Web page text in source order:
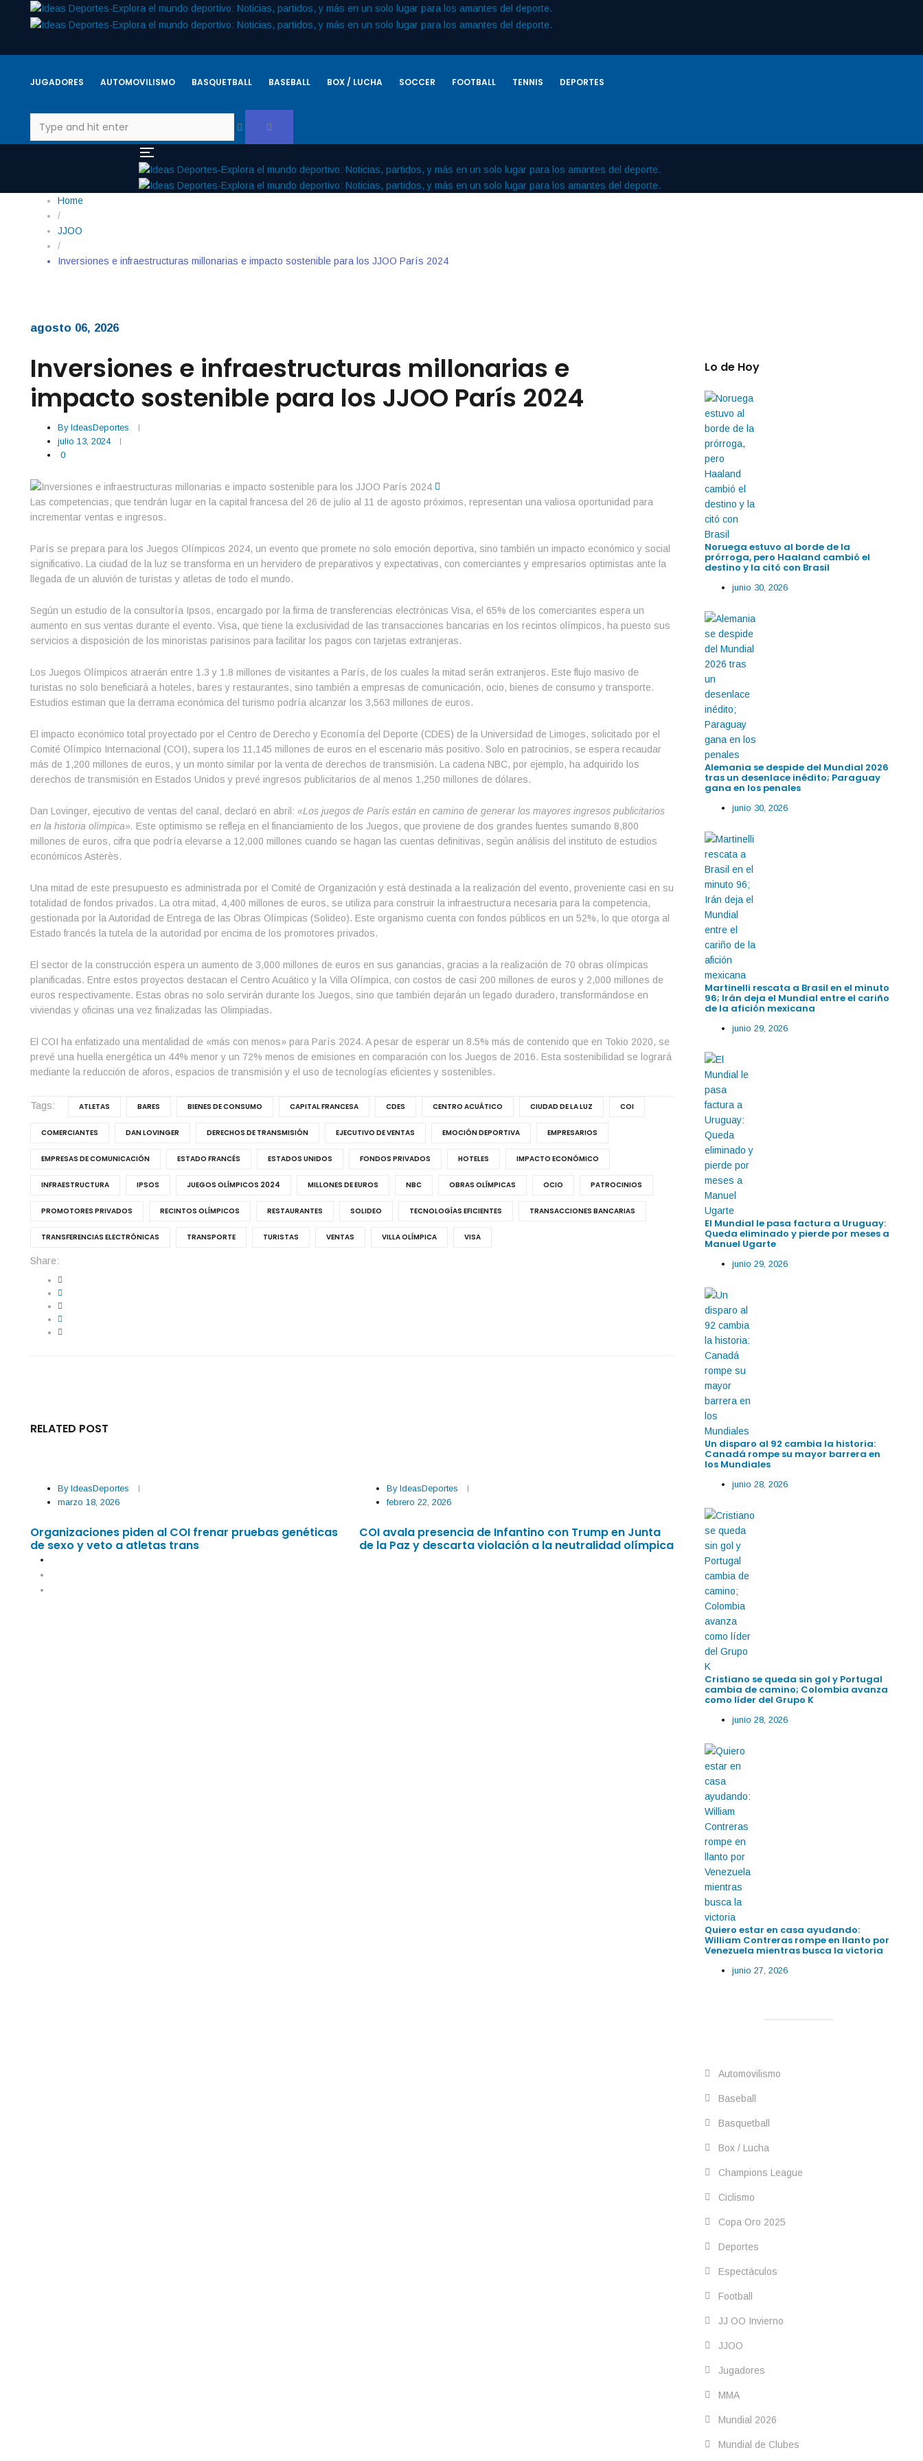
JUGADORES AUTOMOVILISMO BASQUETBALL BASEBALL BOX / LUCHA SOCCER FOOTBALL TENNIS DEPORTES
Home
/
JJOO
/
Inversiones e infraestructuras millonarias e impacto sostenible para los JJOO París 2024
agosto 06, 2026
Inversiones e infraestructuras millonarias e
impacto sostenible para los JJOO París 2024
By IdeasDeportes
julio 13, 2024
0
Las competencias, que tendrán lugar en la capital francesa del 26 de julio al 11 de agosto próximos, representan una valiosa oportunidad para
incrementar ventas e ingresos.
París se prepara para los Juegos Olímpicos 2024, un evento que promete no solo emoción deportiva, sino también un impacto económico y social
significativo. La ciudad de la luz se transforma en un hervidero de preparativos y expectativas, con comerciantes y empresarios optimistas ante la
llegada de un aluvión de turistas y atletas de todo el mundo.
Según un estudio de la consultoría Ipsos, encargado por la firma de transferencias electrónicas Visa, el 65% de los comerciantes espera un
aumento en sus ventas durante el evento. Visa, que tiene la exclusividad de las transacciones bancarias en los recintos olímpicos, ha puesto sus
servicios a disposición de los minoristas parisinos para facilitar los pagos con tarjetas extranjeras.
Los Juegos Olímpicos atraerán entre 1.3 y 1.8 millones de visitantes a París, de los cuales la mitad serán extranjeros. Este flujo masivo de
turistas no solo beneficiará a hoteles, bares y restaurantes, sino también a empresas de comunicación, ocio, bienes de consumo y transporte.
Estudios estiman que la derrama económica del turismo podría alcanzar los 3,563 millones de euros.
El impacto económico total proyectado por el Centro de Derecho y Economía del Deporte (CDES) de la Universidad de Limoges, solicitado por el
Comité Olímpico Internacional (COI), supera los 11,145 millones de euros en el escenario más positivo. Solo en patrocinios, se espera recaudar
más de 1,200 millones de euros, y un monto similar por la venta de derechos de transmisión. La cadena NBC, por ejemplo, ha adquirido los
derechos de transmisión en Estados Unidos y prevé ingresos publicitarios de al menos 1,250 millones de dólares.
Dan Lovinger, ejecutivo de ventas del canal, declaró en abril: «Los juegos de París están en camino de generar los mayores ingresos publicitarios
en la historia olímpica». Este optimismo se refleja en el financiamiento de los Juegos, que proviene de dos grandes fuentes sumando 8,800
millones de euros, cifra que podría elevarse a 12,000 millones cuando se hagan las cuentas definitivas, según análisis del instituto de estudios
económicos Asterès.
Una mitad de este presupuesto es administrada por el Comité de Organización y está destinada a la realización del evento, proveniente casi en su
totalidad de fondos privados. La otra mitad, 4,400 millones de euros, se utiliza para construir la infraestructura necesaria para la competencia,
gestionada por la Autoridad de Entrega de las Obras Olímpicas (Solideo). Este organismo cuenta con fondos públicos en un 52%, lo que otorga al
Estado francés la tutela de la autoridad por encima de los promotores privados.
El sector de la construcción espera un aumento de 3,000 millones de euros en sus ganancias, gracias a la realización de 70 obras olímpicas
planificadas. Entre estos proyectos destacan el Centro Acuático y la Villa Olímpica, con costos de casi 200 millones de euros y 2,000 millones de
euros respectivamente. Estas obras no solo servirán durante los Juegos, sino que también dejarán un legado duradero, transformándose en
viviendas y oficinas una vez finalizadas las Olimpiadas.
El COI ha enfatizado una mentalidad de «más con menos» para París 2024. A pesar de esperar un 8.5% más de contenido que en Tokio 2020, se
prevé una huella energética un 44% menor y un 72% menos de emisiones en comparación con los Juegos de 2016. Esta sostenibilidad se logrará
mediante la reducción de aforos, espacios de transmisión y el uso de tecnologías eficientes y sostenibles.
Tags: ATLETAS BARES BIENES DE CONSUMO CAPITAL FRANCESA CDES CENTRO ACUÁTICO CIUDAD DE LA LUZ COI
COMERCIANTES DAN LOVINGER DERECHOS DE TRANSMISIÓN EJECUTIVO DE VENTAS EMOCIÓN DEPORTIVA EMPRESARIOS
EMPRESAS DE COMUNICACIÓN ESTADO FRANCÉS ESTADOS UNIDOS FONDOS PRIVADOS HOTELES IMPACTO ECONÓMICO
INFRAESTRUCTURA IPSOS JUEGOS OLÍMPICOS 2024 MILLONES DE EUROS NBC OBRAS OLÍMPICAS OCIO PATROCINIOS
PROMOTORES PRIVADOS RECINTOS OLÍMPICOS RESTAURANTES SOLIDEO TECNOLOGÍAS EFICIENTES TRANSACCIONES BANCARIAS
TRANSFERENCIAS ELECTRÓNICAS TRANSPORTE TURISTAS VENTAS VILLA OLÍMPICA VISA
Share:
RELATED POST
By IdeasDeportes
marzo 18, 2026
Organizaciones piden al COI frenar pruebas genéticas
de sexo y veto a atletas trans
By IdeasDeportes
febrero 22, 2026
COI avala presencia de Infantino con Trump en Junta
de la Paz y descarta violación a la neutralidad olímpica
By
IdeasDeportes
México arranca con oro en el
2026: Dominan la velocidad rumbo a LA
Lo de Hoy
Noruega estuvo al borde de la
prórroga, pero Haaland cambió el
destino y la citó con Brasil
junio 30, 2026
Alemania se despide del Mundial 2026
tras un desenlace inédito; Paraguay
gana en los penales
junio 30, 2026
Martinelli rescata a Brasil en el minuto
96; Irán deja el Mundial entre el cariño
de la afición mexicana
junio 29, 2026
El Mundial le pasa factura a Uruguay:
Queda eliminado y pierde por meses a
Manuel Ugarte
junio 29, 2026
Un disparo al 92 cambia la historia:
Canadá rompe su mayor barrera en
los Mundiales
junio 28, 2026
Cristiano se queda sin gol y Portugal
cambia de camino; Colombia avanza
como líder del Grupo K
junio 28, 2026
Quiero estar en casa ayudando:
William Contreras rompe en llanto por
Venezuela mientras busca la victoria
junio 27, 2026
Automovilismo
Baseball
Basquetball
Box / Lucha
Champions League
Ciclismo
Copa Oro 2025
Deportes
Espectáculos
Football
JJ OO Invierno
JJOO
Jugadores
MMA
Mundial 2026
Mundial de Clubes